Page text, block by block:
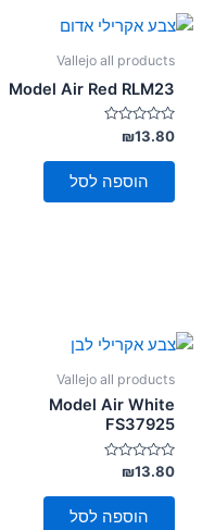
Vallejo all products
Model Air Red RLM23
דורג
0
מתוך
₪13.80
הוספה לסל
Vallejo all products
Model Air White
FS37925
דורג
0
מתוך
₪13.80
הוספה לסל